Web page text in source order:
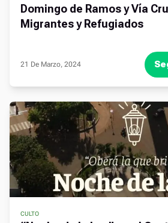
Domingo de Ramos y Vía
Migrantes y Refugiados
21 De Marzo, 2024
CULTO